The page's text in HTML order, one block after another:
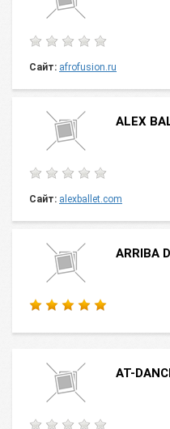
Сайт: afrofusion.ru
ALEX
Сайт: alexballet.com
ARRIBA
AT-